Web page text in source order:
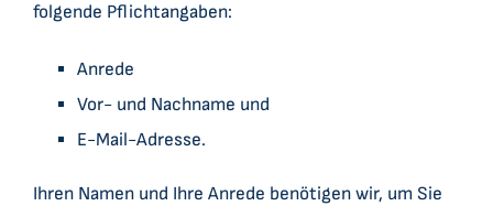
folgende Pflichtangaben:
Anrede
Vor- und Nachname und
E-Mail-Adresse.
Ihren Namen und Ihre Anrede benötigen wir, um Sie